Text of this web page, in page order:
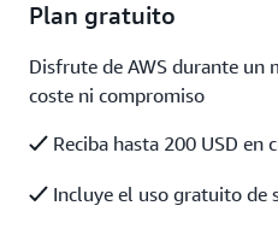
Plan gratuito
Disfrute de AWS durante un
coste ni compromiso
Reciba hasta 200 USD en
Incluye el uso gratuito de